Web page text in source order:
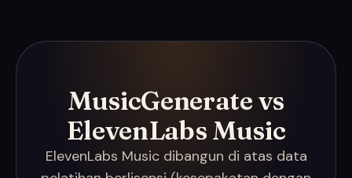
MusicGenerate vs
ElevenLabs Music
ElevenLabs Music dibangun di atas data